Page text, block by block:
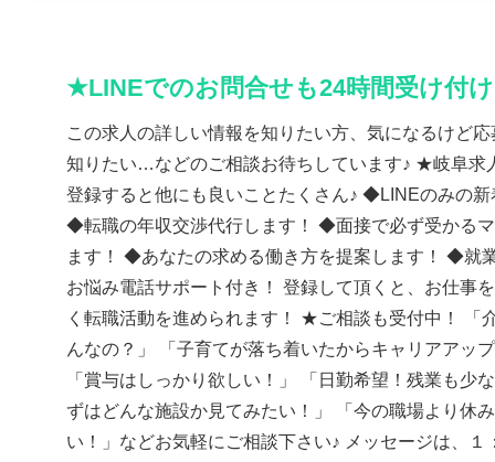
★LINEでのお問合せも24時間受け付
この求人の詳しい情報を知りたい方、気になるけど
知りたい…などのご相談お待ちしています♪ ★岐阜求
登録すると他にも良いことたくさん♪ ◆LINEのみの
◆転職の年収交渉代行します！ ◆面接で必ず受かる
ます！ ◆あなたの求める働き方を提案します！ ◆就
お悩み電話サポート付き！ 登録して頂くと、お仕事
く転職活動を進められます！ ★ご相談も受付中！ 「
んなの？」 「子育てが落ち着いたからキャリアアッ
「賞与はしっかり欲しい！」 「日勤希望！残業も少
ずはどんな施設か見てみたい！」 「今の職場より休
い！」などお気軽にご相談下さい♪ メッセージは、１